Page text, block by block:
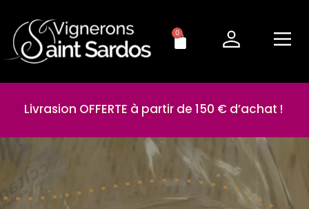
0
Livrasion OFFERTE à partir de 150 € d’achat !